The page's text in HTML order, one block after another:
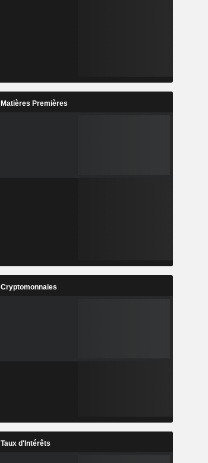
Matières Premières
Cryptomonnaies
Taux d'Intérêts